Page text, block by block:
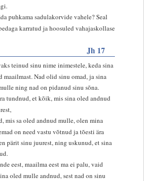
puhkama sadulakorvide vahele? Seal
karratud ja hoosuled vahajaskollase
Jh 17
teinud sinu nime inimestele, keda sina
maailmast. Nad olid sinu omad, ja sina
ning nad on pidanud sinu sõna.
tundnud, et kõik, mis sina oled andnud
mis sa oled andnud mulle, olen mina
on need vastu võtnud ja tõesti ära
pärit sinu juurest, ning uskunud, et sina
eest, maailma eest ma ei palu, vaid
oled mulle andnud, sest nad on sinu